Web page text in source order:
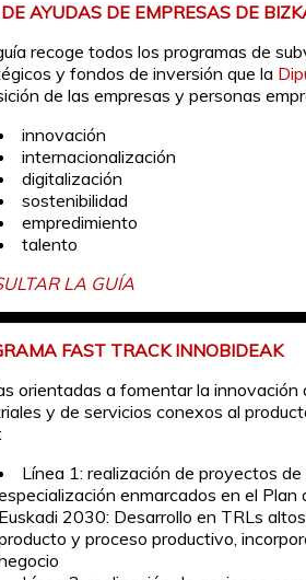
AYUDAS DE EMPRESAS DE
recoge todos los programas de
y fondos de inversión que la
de las empresas y personas
innovación
internacionalización
digitalización
sostenibilidad
empredimiento
talento
LA GUÍA
FAST TRACK INNOBIDEAK
orientadas a fomentar la
y de servicios conexos al
Línea 1: realización de proyectos
enmarcados en el Plan
Euskadi 2030: Desarrollo en TRLs
y proceso productivo,